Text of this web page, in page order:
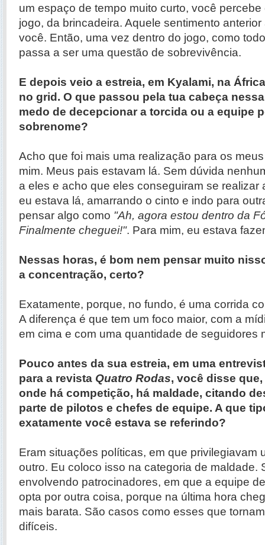
um espaço de tempo muito curto, você
jogo, da brincadeira. Aquele sentimento
você. Então, uma vez dentro do jogo, como
passa a ser uma questão de sobrevivência.
E depois veio a estreia, em Kyalami, na
no grid. O que passou pela tua cabeça
medo de decepcionar a torcida ou a equipe
sobrenome?
Acho que foi mais uma realização para os
mim. Meus pais estavam lá. Sem dúvida
a eles e acho que eles conseguiram se realizar
eu estava lá, amarrando o cinto e indo para
pensar algo como "Ah, agora estou dentro da
Finalmente cheguei!". Para mim, eu estava
Nessas horas, é bom nem pensar muito
a concentração, certo?
Exatamente, porque, no fundo, é uma corrida
A diferença é que tem um foco maior, com a
em cima e com uma quantidade de seguidores
Pouco antes da sua estreia, em uma
para a revista Quatro Rodas, você disse
onde há competição, há maldade, citando
parte de pilotos e chefes de equipe. A que
exatamente você estava se referindo?
Eram situações políticas, em que privilegiavam
outro. Eu coloco isso na categoria de maldade.
envolvendo patrocinadores, em que a equipe
opta por outra coisa, porque na última hora
mais barata. São casos como esses que
difíceis.